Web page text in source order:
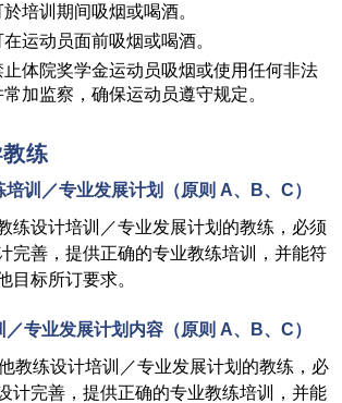
培训期间吸烟或喝酒。
运动员面前吸烟或喝酒。
体院奖学金运动员吸烟或使用任何非法
加监察，确保运动员遵守规定。
练
培训／专业发展计划 （原则 A、 B、C）
练设计培训／专业发展计划的教练，必须
完善，提供正确的专业教练培训，并能符
目标所订要求。
／专业发展计划内容（原则 A、 B、 C）
教练设计培训／专业发展计划的教练，必
计完善，提供正确的专业教练培训，并能